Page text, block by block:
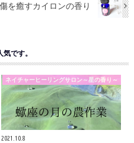
を癒すカイロンの香り
です。
ネイチャーヒーリングサロン～星の香り～
2021.10.8